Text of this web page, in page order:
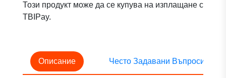
Този продукт може да се купува на изплащане с
TBIPay.
Описание Често Задавани Въпроси